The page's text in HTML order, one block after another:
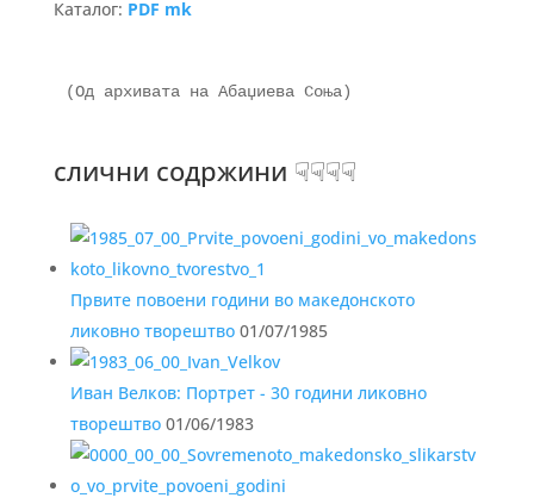
Каталог: PDF mk
(Од архивата на Абаџиева Соња)
слични содржини ☟☟☟☟
Првите повоени години во македонското
ликовно творештво01/07/1985
Иван Велков: Портрет - 30 години ликовно
творештво01/06/1983